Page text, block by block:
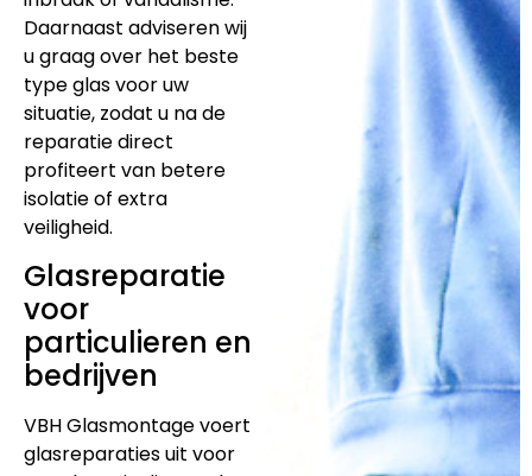
Daarnaast adviseren wij
u graag over het beste
type glas voor uw
situatie, zodat u na de
reparatie direct
profiteert van betere
isolatie of extra
veiligheid.
Glasreparatie
voor
particulieren en
bedrijven
VBH Glasmontage voert
glasreparaties uit voor